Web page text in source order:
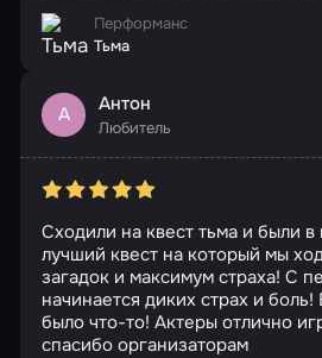
Перформанс
Тьма
А Антон
Любитель
Сходили на квест тьма и были в
лучший квест на который мы
загадок и максимум страха! С
начинается диких страх и
было что-то! Актеры отлично
спасибо организаторам